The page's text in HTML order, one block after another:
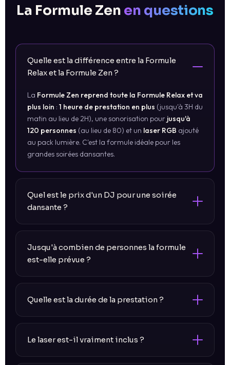
La Formule Zen en questions
Quelle est la différence entre la Formule
Relax et la Formule Zen ?
La Formule Zen reprend toute la Formule Relax et va
plus loin : 1 heure de prestation en plus (jusqu'à 3H du
matin au lieu de 2H), une sonorisation pour jusqu'à
120 personnes (au lieu de 80) et un laser RGB ajouté
au pack lumière. C'est la formule idéale pour les
grandes soirées dansantes.
Quel est le prix d'un DJ pour une soirée
dansante ?
Jusqu'à combien de personnes la formule
est-elle prévue ?
Quelle est la durée de la prestation ?
Le laser est-il vraiment inclus ?